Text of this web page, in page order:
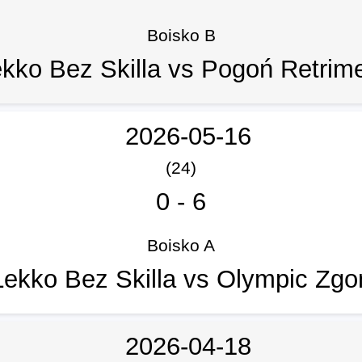
Boisko B
Bez Skilla vs Pogoń
2026-05-16
(24)
0 - 6
Boisko A
Bez Skilla vs Olympic
2026-04-18